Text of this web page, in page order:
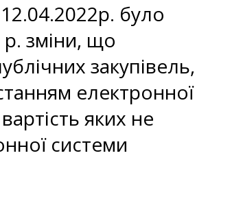
було
зміни, що
закупівель,
електронної
яких не
системи